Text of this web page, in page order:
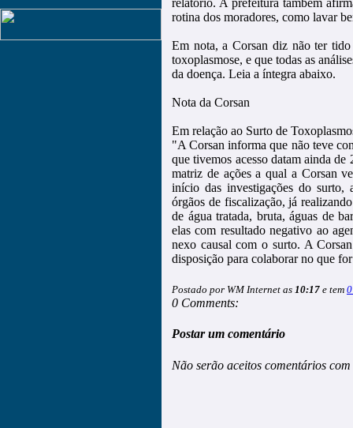
relatório. A prefeitura também
rotina dos moradores, como lavar
Em nota, a Corsan diz não ter
toxoplasmose, e que todas as
da doença. Leia a íntegra abaixo.
Nota da Corsan
Em relação ao Surto de
"A Corsan informa que não teve
que tivemos acesso datam ainda
matriz de ações a qual a Corsan
início das investigações do
órgãos de fiscalização, já
de água tratada, bruta, águas de
elas com resultado negativo ao
nexo causal com o surto. A
disposição para colaborar no que
Postado por WM Internet as 10:17 e tem
0 Comments:
Postar um comentário
Não serão aceitos comentários